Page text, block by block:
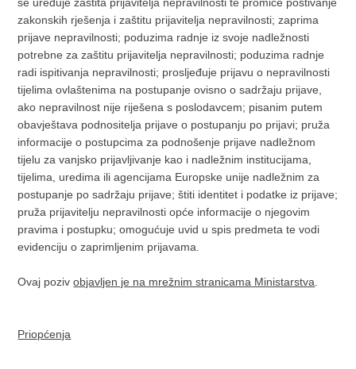
zakonskih rješenja i zaštitu prijavitelja nepravilnosti; zaprima
prijave nepravilnosti; poduzima radnje iz svoje nadležnosti
potrebne za zaštitu prijavitelja nepravilnosti; poduzima radnje
radi ispitivanja nepravilnosti; prosljeđuje prijavu o nepravilnosti
tijelima ovlaštenima na postupanje ovisno o sadržaju prijave,
ako nepravilnost nije riješena s poslodavcem; pisanim putem
obavještava podnositelja prijave o postupanju po prijavi; pruža
informacije o postupcima za podnošenje prijave nadležnom
tijelu za vanjsko prijavljivanje kao i nadležnim institucijama,
tijelima, uredima ili agencijama Europske unije nadležnim za
postupanje po sadržaju prijave; štiti identitet i podatke iz prijave;
pruža prijavitelju nepravilnosti opće informacije o njegovim
pravima i postupku; omogućuje uvid u spis predmeta te vodi
evidenciju o zaprimljenim prijavama.
Ovaj pozivobjavljen je na mrežnim stranicama Ministarstva
Priopćenja